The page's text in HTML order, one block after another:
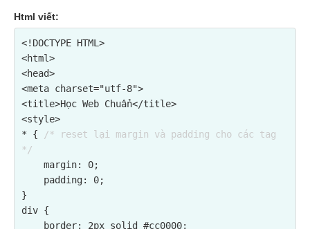
Html viết:
<!DOCTYPE HTML>
<html>
<head>
<meta charset="utf-8">
<title>Học Web Chuẩn</title>
<style>
* {
/* reset lại margin và padding cho các tag
*/
}
div {